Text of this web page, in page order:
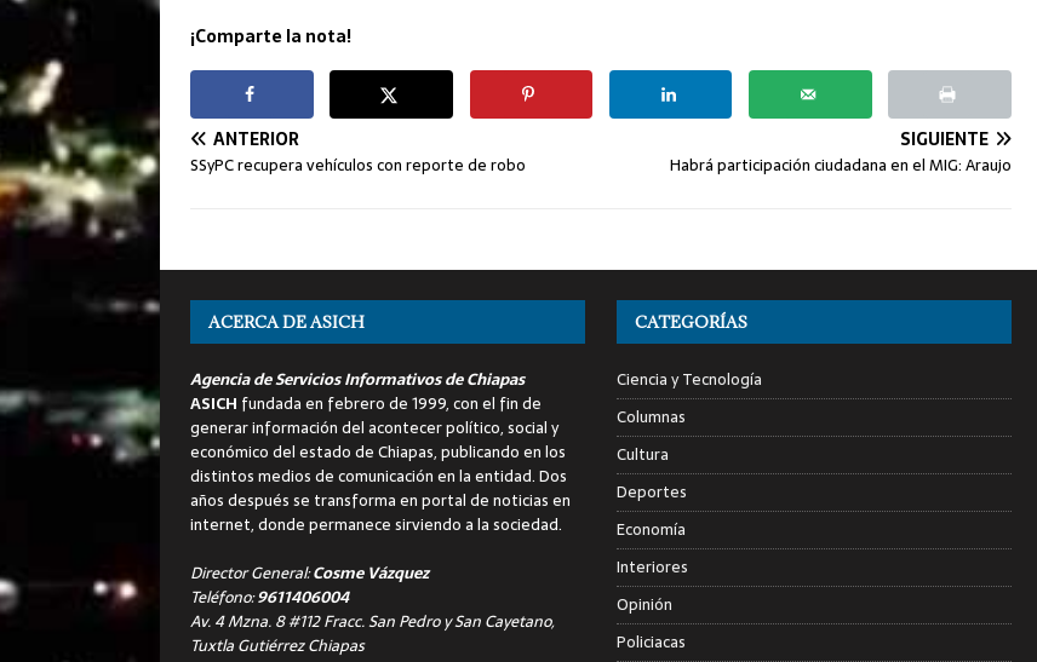
¡Comparte la nota!
ANTERIOR
SSyPC recupera vehículos con reporte de robo
SIGUIENTE
Habrá participación ciudadana en el MIG: Araujo
ACERCA DE ASICH
Agencia de Servicios Informativos de Chiapas
ASICH fundada en febrero de 1999, con el fin de
generar información del acontecer político, social y
económico del estado de Chiapas, publicando en los
distintos medios de comunicación en la entidad. Dos
años después se transforma en portal de noticias en
internet, donde permanece sirviendo a la sociedad.
Director General:Cosme Vázquez
Teléfono:9611406004
Av. 4 Mzna. 8 #112 Fracc. San Pedro y San Cayetano,
Tuxtla Gutiérrez Chiapas
CATEGORÍAS
Ciencia y Tecnología
Columnas
Cultura
Deportes
Economía
Interiores
Opinión
Policiacas